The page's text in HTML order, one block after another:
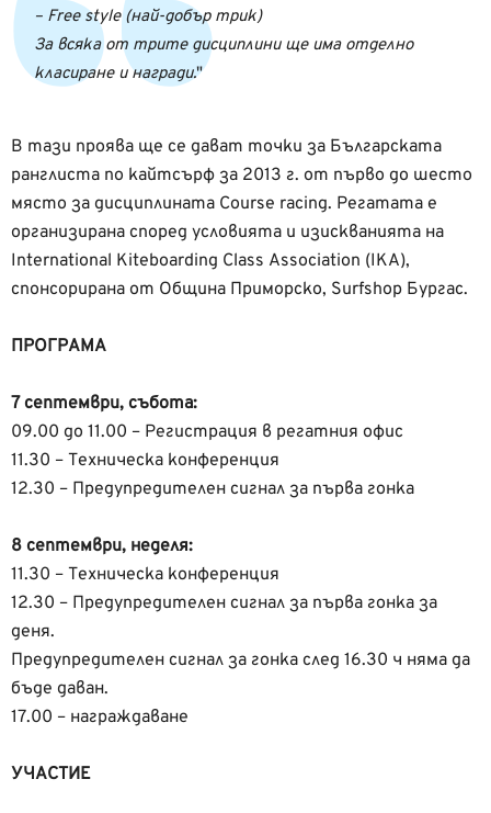
– Free style (най-добър трик)
За всяка от трите дисциплини ще има отделно
класиране и награди.
В тази проява ще се дават точки за Българската
ранглиста по кайтсърф за 2013 г. от първо до шесто
място за дисциплината Course racing. Регатата е
организирана според условията и изискванията на
International Kiteboarding Class Association (IKA),
спонсорирана от Община Приморско, Surfshop Бургас.
ПРОГРАМА
7 септември, събота:
09.00 до 11.00 – Регистрация в регатния офис
11.30 – Техническа конференция
12.30 – Предупредителен сигнал за първа гонка
8 септември, неделя:
11.30 – Техническа конференция
12.30 – Предупредителен сигнал за първа гонка за
деня.
Предупредителен сигнал за гонка след 16.30 ч няма да
бъде даван.
17.00 – награждаване
УЧАСТИЕ